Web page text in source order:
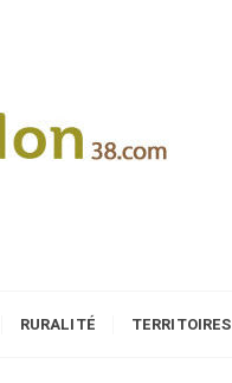
RURALITÉ TERRITOIRES